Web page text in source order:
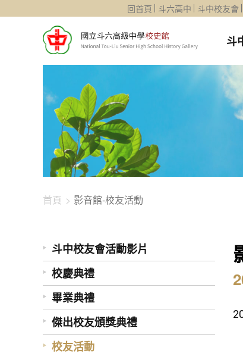
回首頁 斗六高中 斗中校友會
斗
首頁 影音館-校友活動
斗中校友會活動影片
校慶典禮
畢業典禮
傑出校友頒獎典禮
校友活動